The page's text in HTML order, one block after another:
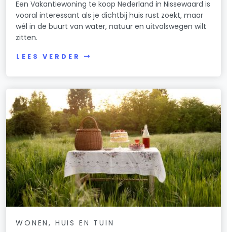
Een Vakantiewoning te koop Nederland in Nissewaard is
vooral interessant als je dichtbij huis rust zoekt, maar
wél in de buurt van water, natuur en uitvalswegen wilt
zitten.
LEES VERDER
WONEN, HUIS EN TUIN